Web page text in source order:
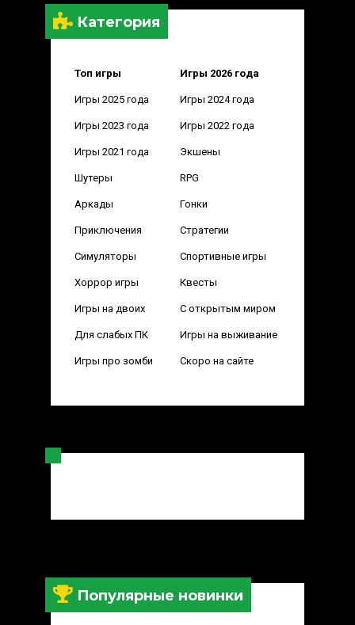
Категория
Топ игры Игры 2026 года
Игры 2025 года Игры 2024 года
Игры 2023 года Игры 2022 года
Игры 2021 года Экшены
Шутеры RPG
Аркады Гонки
Приключения Стратегии
Симуляторы Спортивные игры
Хоррор игры Квесты
Игры на двоих С открытым миром
Для слабых ПК Игры на выживание
Игры про зомби Скоро на сайте
Популярные новинки